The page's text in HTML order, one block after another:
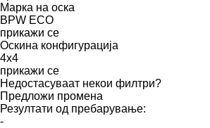
Марка на оска
BPW ECO
прикажи се
Оскина конфигурација
4x4
прикажи се
Недостасуваат некои филтри?
Предложи промена
Резултати од пребарување:
-